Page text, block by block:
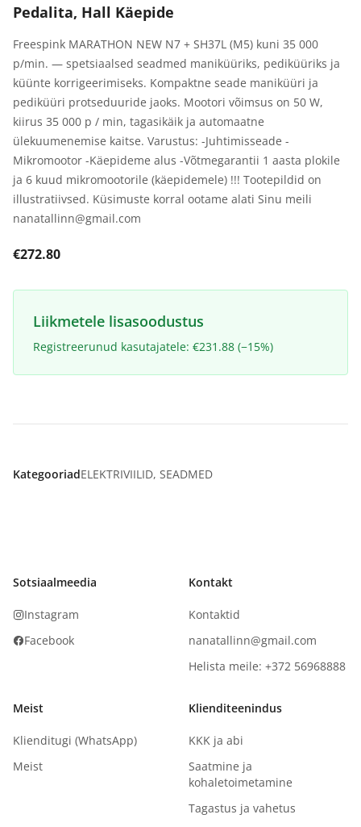
Pedalita, Hall Käepide
Freespink MARATHON NEW N7 + SH37L (M5) kuni 35 000
p/min. — spetsiaalsed seadmed maniküüriks, pediküüriks ja
küünte korrigeerimiseks. Kompaktne seade maniküüri ja
pediküüri protseduuride jaoks. Mootori võimsus on 50 W,
kiirus 35 000 p / min, tagasikäik ja automaatne
ülekuumenemise kaitse. Varustus: -Juhtimisseade -
Mikromootor -Käepideme alus -Võtmegarantii 1 aasta plokile
ja 6 kuud mikromootorile (käepidemele) !!! Tootepildid on
illustratiivsed. Küsimuste korral ootame alati Sinu meili
nanatallinn@gmail.com
€272.80
Liikmetele lisasoodustus
Registreerunud kasutajatele: €231.88 (−15%)
KategooriadELEKTRIVIILID, SEADMED
Sotsiaalmeedia
Instagram
Facebook
Kontakt
Kontaktid
nanatallinn@gmail.com
Helista meile: +372 56968888
Meist
Klienditugi (WhatsApp)
Meist
Klienditeenindus
KKK ja abi
Saatmine ja
kohaletoimetamine
Tagastus ja vahetus